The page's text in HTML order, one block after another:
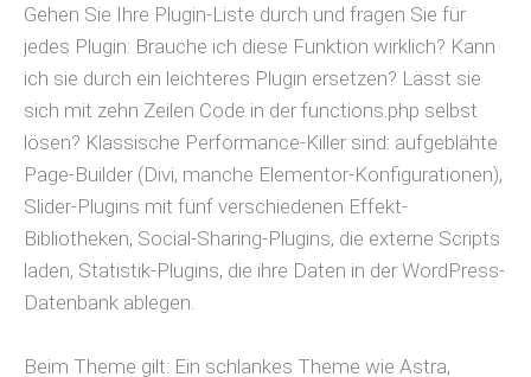
Gehen Sie Ihre Plugin-Liste durch und fragen Sie für
jedes Plugin: Brauche ich diese Funktion wirklich? Kann
ich sie durch ein leichteres Plugin ersetzen? Lässt sie
sich mit zehn Zeilen Code in der functions.php selbst
lösen? Klassische Performance-Killer sind: aufgeblähte
Page-Builder (Divi, manche Elementor-Konfigurationen),
Slider-Plugins mit fünf verschiedenen Effekt-
Bibliotheken, Social-Sharing-Plugins, die externe Scripts
laden, Statistik-Plugins, die ihre Daten in der WordPress-
Datenbank ablegen.
Beim Theme gilt: Ein schlankes Theme wie Astra,